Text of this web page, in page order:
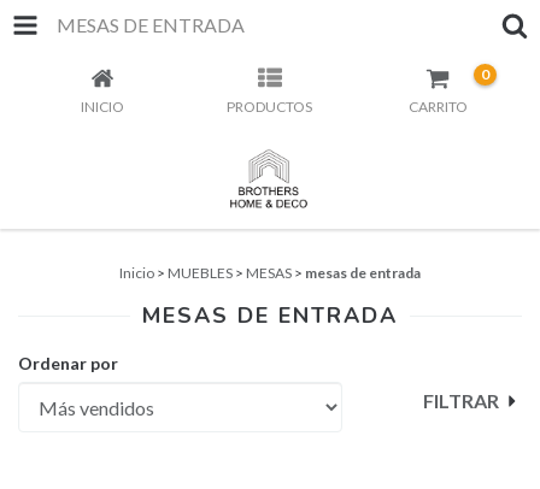
MESAS DE ENTRADA
INICIO PRODUCTOS CARRITO
0
Inicio > MUEBLES > MESAS > mesas de entrada
MESAS DE ENTRADA
Ordenar por
FILTRAR